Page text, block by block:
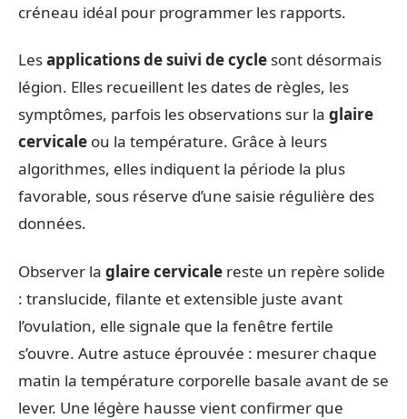
créneau idéal pour programmer les rapports.
Lesapplications de suivi de cycle sont désormais
légion. Elles recueillent les dates de règles, les
symptômes, parfois les observations sur la glaire
cervicale ou la température. Grâce à leurs
algorithmes, elles indiquent la période la plus
favorable, sous réserve d’une saisie régulière des
données.
Observer la glaire cervicale reste un repère solide
: translucide, filante et extensible juste avant
l’ovulation, elle signale que la fenêtre fertile
s’ouvre. Autre astuce éprouvée : mesurer chaque
matin la température corporelle basale avant de se
lever. Une légère hausse vient confirmer que